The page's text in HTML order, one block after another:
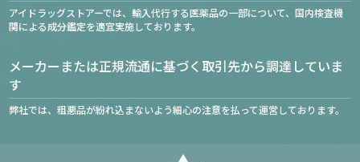
アイドラッグストアーでは、輸入代行する医薬品の一部について、国内検査機
関による成分鑑定を適宜実施しております。
メーカーまたは正規流通に基づく取引先から調達していま
す
弊社では、粗悪品が紛れ込まないよう細心の注意を払って運営しております。